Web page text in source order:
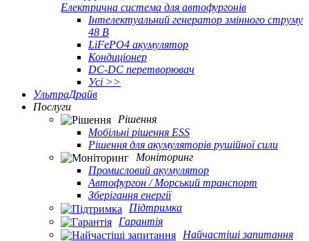
Електрична система для автофургонів
Інтелектуальний генератор змінного струму
48 В
LiFePO4 акумулятор
Кондиціонер
DC-DC перетворювач
Усі >>
УльтраДрайв
Послуги
Рішення
Мобільні рішення ESS
Рішення для акумуляторів рушійної сили
Моніторинг
Промисловий акумулятор
Автофургон / Морський транспорт
Зберігання енергії
Підтримка
Гарантія
Найчастіші запитання